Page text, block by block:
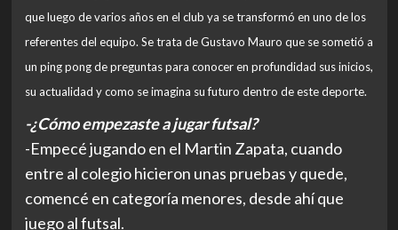
que luego de varios años en el club ya se transformó en uno de los
referentes del equipo. Se trata de Gustavo Mauro que se sometió a
un ping pong de preguntas para conocer en profundidad sus inicios,
su actualidad y como se imagina su futuro dentro de este deporte.
-¿Cómo empezaste a jugar futsal?
-Empecé jugando en el Martin Zapata, cuando
entre al colegio hicieron unas pruebas y quede,
comencé en categoría menores, desde ahí que
juego al futsal.